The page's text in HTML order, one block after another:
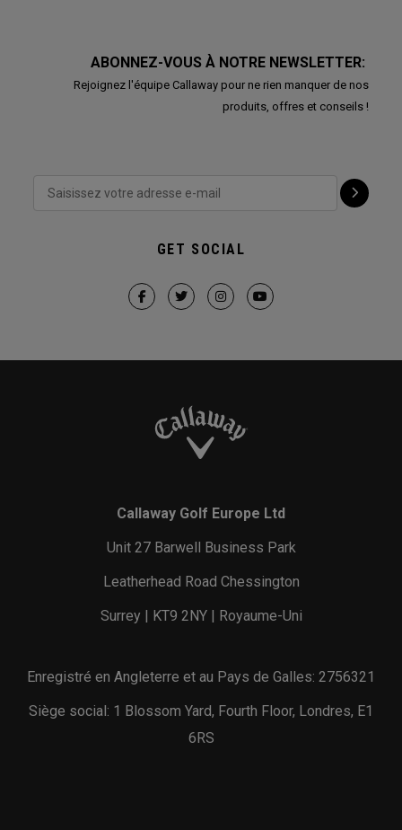
ABONNEZ-VOUS À NOTRE NEWSLETTER:
Rejoignez l'équipe Callaway pour ne rien manquer de nos
produits, offres et conseils !
GET SOCIAL
Callaway Golf Europe Ltd
Unit 27 Barwell Business Park
Leatherhead Road Chessington
Surrey | KT9 2NY | Royaume-Uni
Enregistré en Angleterre et au Pays de Galles: 2756321
Siège social: 1 Blossom Yard, Fourth Floor, Londres, E1
6RS